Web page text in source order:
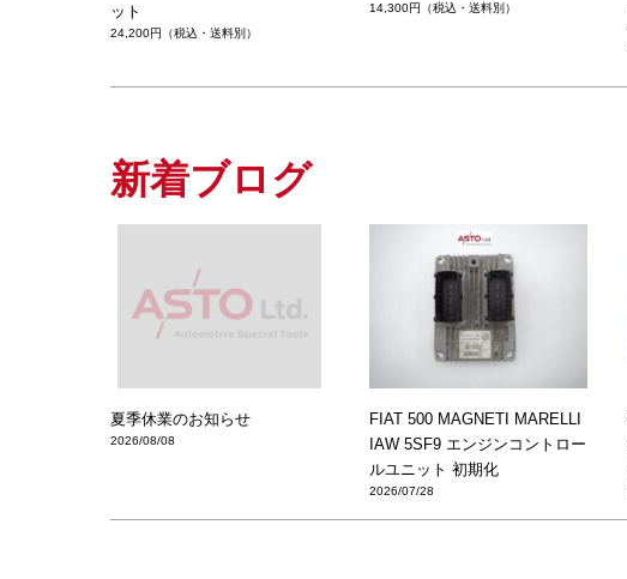
ット
24,200円（税込・送料別）
14,300円（税込・送料別）
新着ブログ
夏季休業のお知らせ
2026/08/08
FIAT 500 MAGNETI MARELLI
IAW 5SF9 エンジンコントロー
ルユニット 初期化
2026/07/28